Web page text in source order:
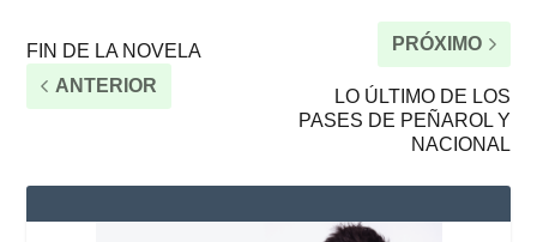
FIN DE LA NOVELA
ANTERIOR
PRÓXIMO
LO ÚLTIMO DE LOS
PASES DE PEÑAROL Y
NACIONAL